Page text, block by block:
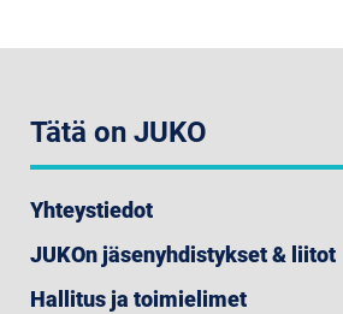
Tätä on JUKO
Yhteystiedot
JUKOn jäsenyhdistykset & liitot
Hallitus ja toimielimet